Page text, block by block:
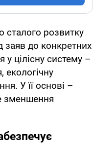
сталого розвитку
заяв до конкретних
у цілісну систему –
екологічну
У її основі –
зменшення